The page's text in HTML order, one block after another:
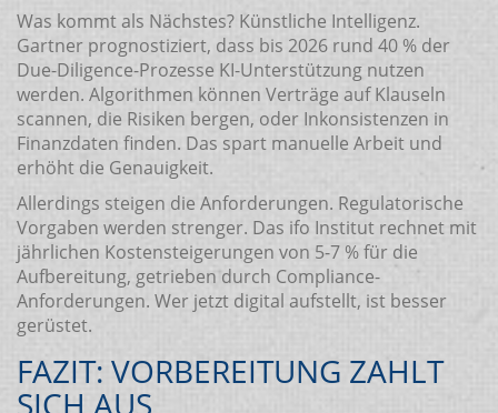
Was kommt als Nächstes? Künstliche Intelligenz.
Gartner prognostiziert, dass bis 2026 rund 40 % der
Due-Diligence-Prozesse KI-Unterstützung nutzen
werden. Algorithmen können Verträge auf Klauseln
scannen, die Risiken bergen, oder Inkonsistenzen in
Finanzdaten finden. Das spart manuelle Arbeit und
erhöht die Genauigkeit.
Allerdings steigen die Anforderungen. Regulatorische
Vorgaben werden strenger. Das ifo Institut rechnet mit
jährlichen Kostensteigerungen von 5-7 % für die
Aufbereitung, getrieben durch Compliance-
Anforderungen. Wer jetzt digital aufstellt, ist besser
gerüstet.
FAZIT: VORBEREITUNG ZAHLT
SICH AUS